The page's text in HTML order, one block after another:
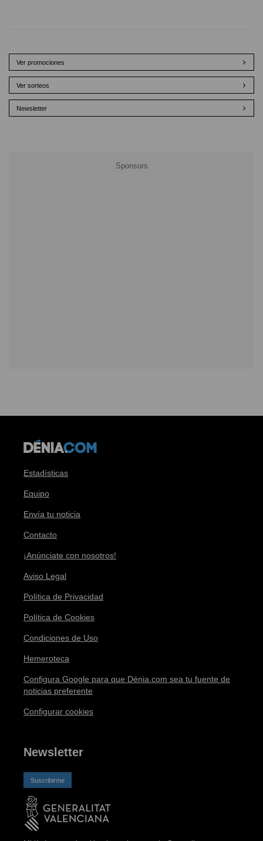
Ver promociones
Ver sorteos
Newsletter
Estadísticas
Equipo
Envía tu noticia
Contacto
¡Anúnciate con nosotros!
Aviso Legal
Política de Privacidad
Política de Cookies
Condiciones de Uso
Hemeroteca
Configura Google para que Dénia.com sea tu fuente de
noticias preferente
Configurar cookies
Newsletter
Suscribirme